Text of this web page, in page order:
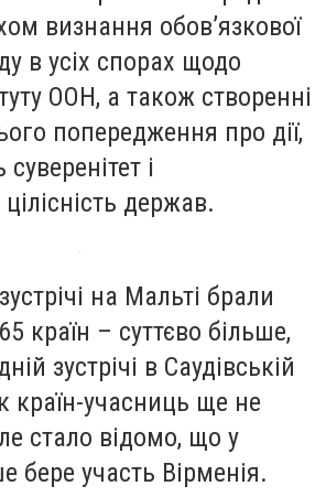
визнання обов’язкової
в усіх спорах щодо
ООН, а також створенні
попередження про дії,
і
держав.
на Мальті брали
країн – суттєво більше,
зустрічі в Саудівській
країн-учасниць ще не
стало відомо, що у
бере участь Вірменія.